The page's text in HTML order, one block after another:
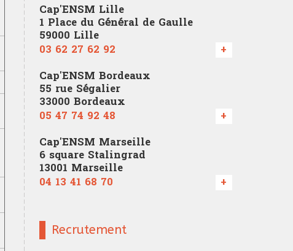
Cap'ENSM Lille
1 Place du Général de Gaulle
59000 Lille
03 62 27 62 92
+
Cap'ENSM Bordeaux
55 rue Ségalier
33000 Bordeaux
05 47 74 92 48
+
Cap'ENSM Marseille
6 square Stalingrad
13001 Marseille
04 13 41 68 70 +
Recrutement